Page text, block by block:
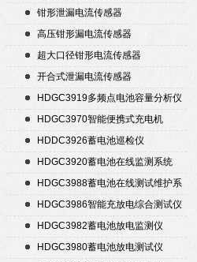
钳形泄漏电流传感器
高压钳形漏电流传感器
超大口径钳形电流传感器
开合式泄漏电流传感器
HDGC3919多频点电池容量分析仪
HDGC3970智能便携式充电机
HDDC3926蓄电池巡检仪
HDGC3920蓄电池在线监测系统
HDGC3988蓄电池在线测试维护系
统
HDGC3986智能充放电综合测试仪
HDGC3982蓄电池放电监测仪
HDGC3980蓄电池放电测试仪